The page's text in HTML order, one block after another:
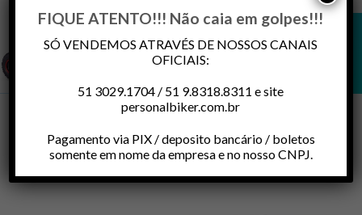
QUADRICICLO 90CC 4T AVALANCHE FUN MOTORS
TRANSMISSÃO: Cambio automático
– Limitador de velocidade,
FIQUE ATENTO!!! Não caia em golpes!!!
SÓ VENDEMOS ATRAVÉS DE NOSSOS CANAIS
OFICIAIS:
51 3029.1704 / 51 9.8318.8311 e site
personalbiker.com.br
Pagamento via PIX / deposito bancário / boletos
somente em nome da empresa e no nosso CNPJ.